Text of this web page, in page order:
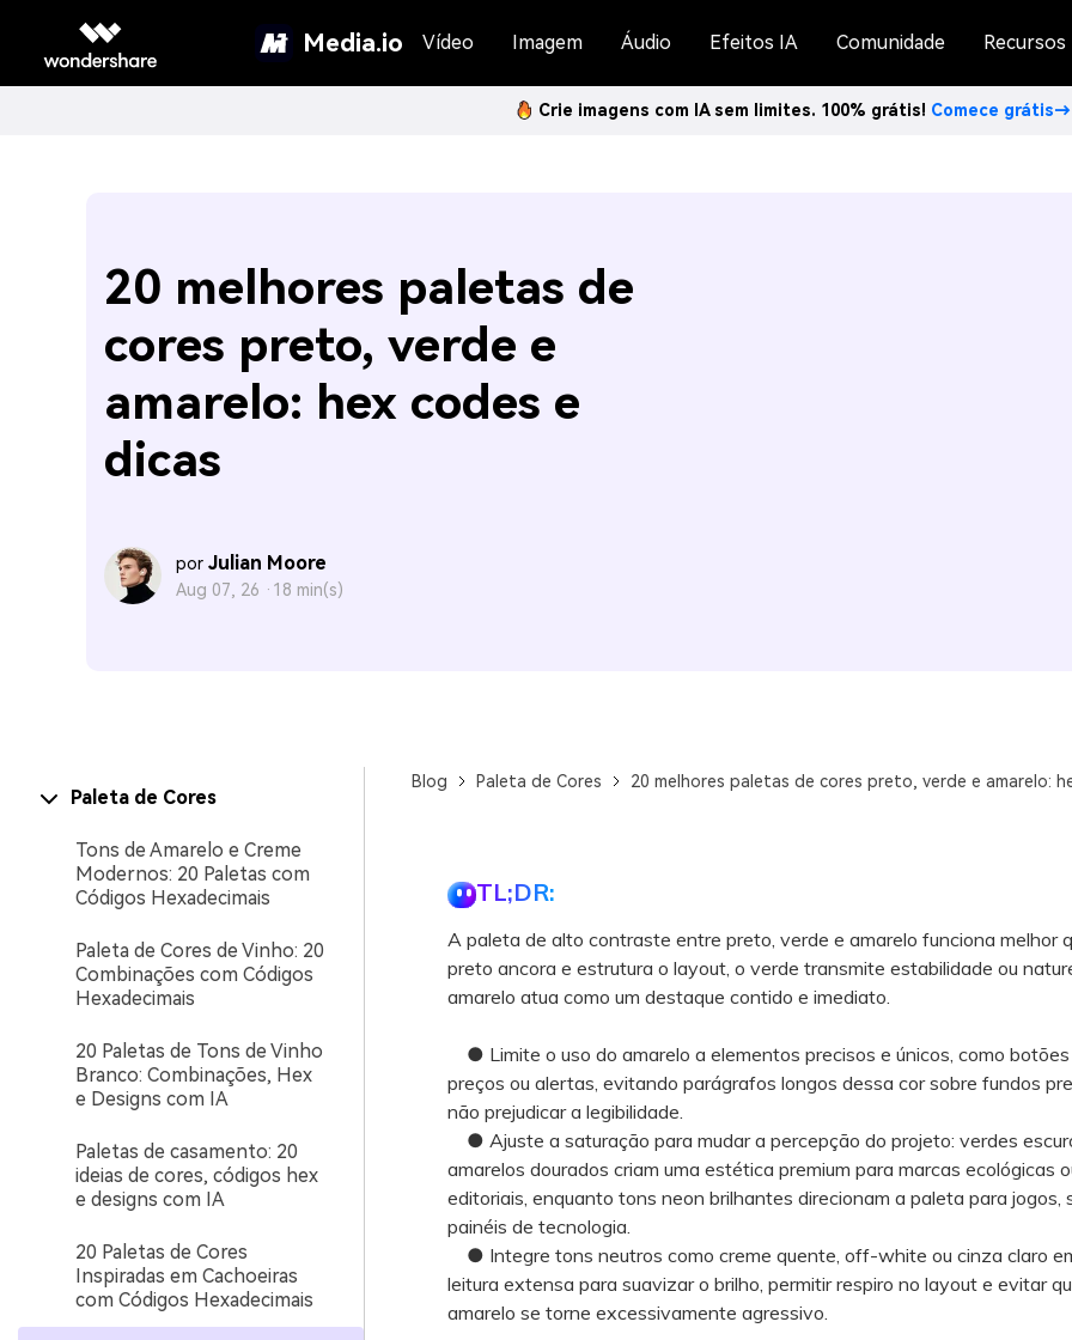
Media.io Vídeo Imagem Áudio Efeitos IA Comunidade Recursos
Crie imagens com IA sem limites. 100% grátis! Comece grátis→
20 melhores paletas de
cores preto, verde e
amarelo: hex codes e
dicas
por Julian Moore
Aug 07, 26 · 18 min(s)
Paleta de Cores
Tons de Amarelo e Creme
Modernos: 20 Paletas com
Códigos Hexadecimais
Paleta de Cores de Vinho: 20
Combinações com Códigos
Hexadecimais
20 Paletas de Tons de Vinho
Branco: Combinações, Hex
e Designs com IA
Paletas de casamento: 20
ideias de cores, códigos hex
e designs com IA
20 Paletas de Cores
Inspiradas em Cachoeiras
com Códigos Hexadecimais
Blog Paleta de Cores 20 melhores paletas de cores preto, verde e amarelo:
TL;DR:
A paleta de alto contraste entre preto, verde e amarelo funciona melhor
preto ancora e estrutura o layout, o verde transmite estabilidade ou
amarelo atua como um destaque contido e imediato.
● Limite o uso do amarelo a elementos precisos e únicos, como
preços ou alertas, evitando parágrafos longos dessa cor sobre fundos
não prejudicar a legibilidade.
● Ajuste a saturação para mudar a percepção do projeto: verdes
amarelos dourados criam uma estética premium para marcas ecológicas
editoriais, enquanto tons neon brilhantes direcionam a paleta para jogos,
painéis de tecnologia.
● Integre tons neutros como creme quente, off-white ou cinza claro
leitura extensa para suavizar o brilho, permitir respiro no layout e evitar
amarelo se torne excessivamente agressivo.